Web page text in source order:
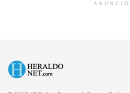
ANUNCIO